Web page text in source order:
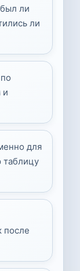
ли
ли
и
для
таблицу
после